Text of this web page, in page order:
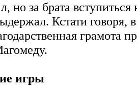
но за брата
Кстати
грамота
игры